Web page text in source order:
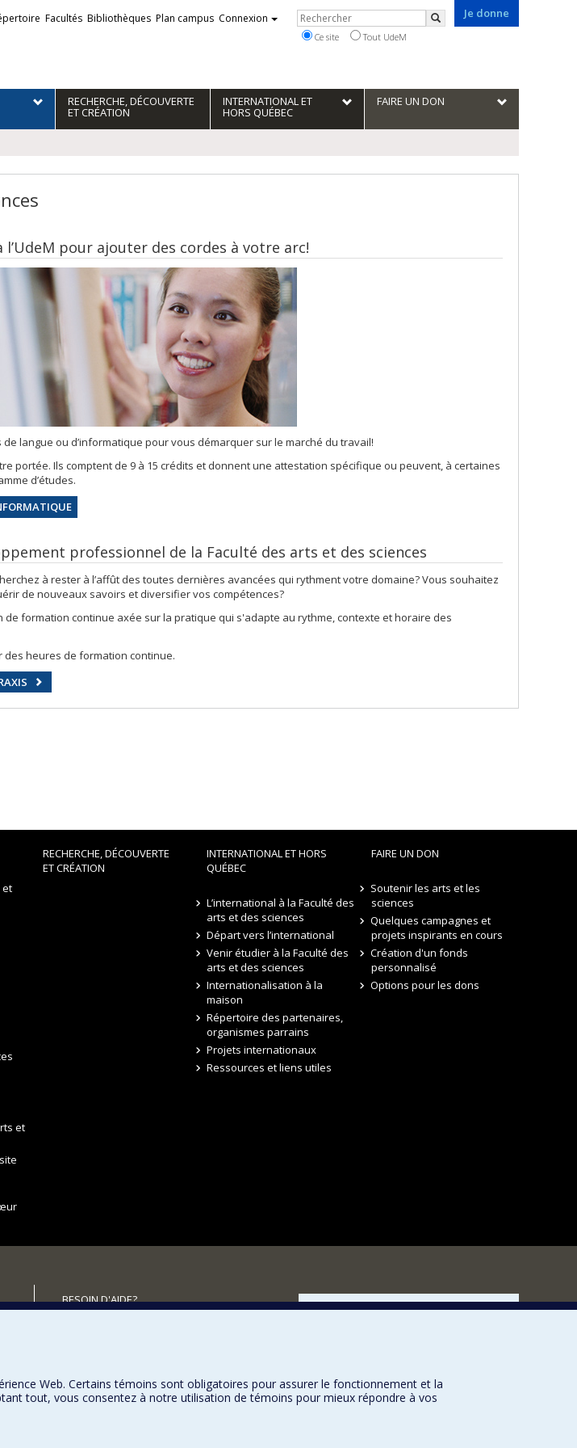
Je donne
Facultés Bibliothèques Plan campus Connexion Rechercher
Rechercher
Ce site Tout UdeM
RECHERCHE, DÉCOUVERTE
ET CRÉATION
INTERNATIONAL ET
HORS QUÉBEC
FAIRE UN DON
pour ajouter des cordes à votre arc!
langue ou d’informatique pour vous démarquer sur le marché du travail!
portée. Ils comptent de 9 à 15 crédits et donnent une attestation spécifique ou peuvent, à certaines
d’études.
professionnel de la Faculté des arts et des sciences
à rester à l’affût des toutes dernières avancées qui rythment votre domaine? Vous souhaitez
de nouveaux savoirs et diversifier vos compétences?
de formation continue axée sur la pratique qui s'adapte au rythme, contexte et horaire des
heures de formation continue.
et
et
RECHERCHE, DÉCOUVERTE
ET CRÉATION
INTERNATIONAL ET HORS
QUÉBEC
L’international à la Faculté des
arts et des sciences
Départ vers l’international
Venir étudier à la Faculté des
arts et des sciences
Internationalisation à la
maison
Répertoire des partenaires,
organismes parrains
Projets internationaux
Ressources et liens utiles
FAIRE UN DON
Soutenir les arts et les
sciences
Quelques campagnes et
projets inspirants en cours
Création d'un fonds
personnalisé
Options pour les dons
BESOIN D'AIDE?
FACULTÉ DES ARTS ET DES SCIENCES
Nos programmes et cours
Web. Certains témoins sont obligatoires pour assurer le fonctionnement et la
tout, vous consentez à notre utilisation de témoins pour mieux répondre à vos